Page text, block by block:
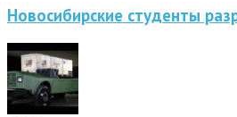
Новосибирские студенты